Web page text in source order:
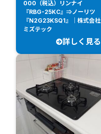
000（税込）リンナイ
『RBG-25KC』⇒ノーリツ
『N2G23KSQ1』｜株式会社
ミズテック
詳しく見る